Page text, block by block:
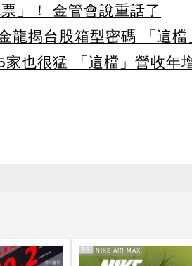
」！ 金管會說重話了
龍揭台股箱型密碼 「這檔
家也很猛 「這檔」營收年
PR
PR・NIKE AIR MAX